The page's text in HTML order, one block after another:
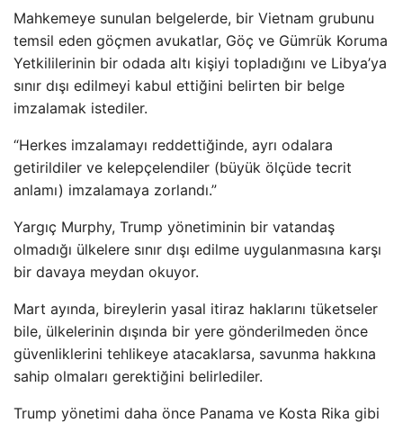
Mahkemeye sunulan belgelerde, bir Vietnam grubunu
temsil eden göçmen avukatlar, Göç ve Gümrük Koruma
Yetkililerinin bir odada altı kişiyi topladığını ve Libya’ya
sınır dışı edilmeyi kabul ettiğini belirten bir belge
imzalamak istediler.
“Herkes imzalamayı reddettiğinde, ayrı odalara
getirildiler ve kelepçelendiler (büyük ölçüde tecrit
anlamı) imzalamaya zorlandı.”
Yargıç Murphy, Trump yönetiminin bir vatandaş
olmadığı ülkelere sınır dışı edilme uygulanmasına karşı
bir davaya meydan okuyor.
Mart ayında, bireylerin yasal itiraz haklarını tüketseler
bile, ülkelerinin dışında bir yere gönderilmeden önce
güvenliklerini tehlikeye atacaklarsa, savunma hakkına
sahip olmaları gerektiğini belirlediler.
Trump yönetimi daha önce Panama ve Kosta Rika gibi